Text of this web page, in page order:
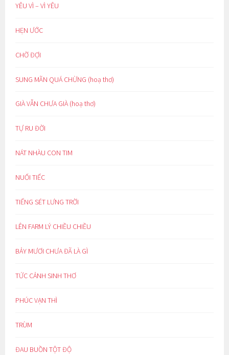
YÊU VÌ – VÌ YÊU
HẸN ƯỚC
CHỜ ĐỢI
SUNG MÃN QUÁ CHỪNG (hoạ thơ)
GIÀ VẪN CHƯA GIÀ (hoạ thơ)
TỰ RU ĐỜI
NÁT NHÀU CON TIM
NUỐI TIẾC
TIẾNG SÉT LƯNG TRỜI
LÊN FARM LÝ CHIỀU CHIỀU
BẢY MƯƠI CHƯA ĐÃ LÀ GÌ
TỨC CẢNH SINH THƠ
PHÚC VẠN THÌ
TRÙM
ĐAU BUỒN TỘT ĐỘ